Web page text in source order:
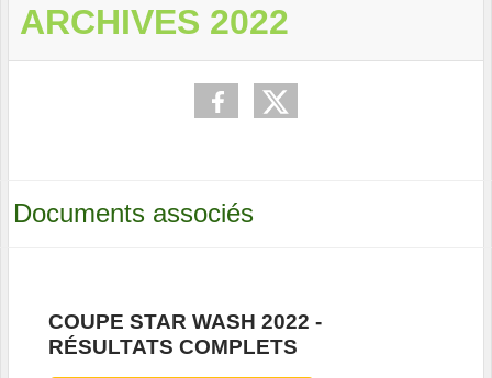
ARCHIVES 2022
Documents associés
COUPE STAR WASH 2022 -
RÉSULTATS COMPLETS